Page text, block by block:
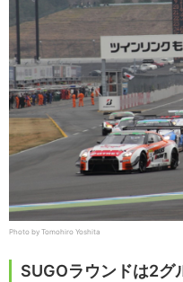
Photo by Tomohiro Yoshita
SUGOラウンドは2グ